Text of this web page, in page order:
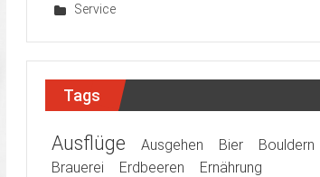
Service
Tags
Ausflüge Ausgehen Bier
Bouldern
Brauerei
Erdbeeren Ernährung